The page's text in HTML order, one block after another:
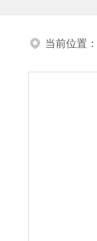
当前位置：